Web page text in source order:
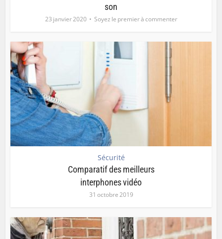
son
23 janvier 2020 Soyez le premier à commenter
Sécurité
Comparatif des meilleurs
interphones vidéo
31 octobre 2019